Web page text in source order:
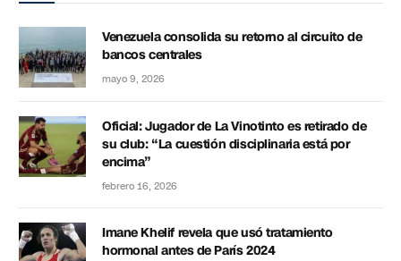
Venezuela consolida su retorno al circuito de
bancos centrales
mayo 9, 2026
Oficial: Jugador de La Vinotinto es retirado de
su club: “La cuestión disciplinaria está por
encima”
febrero 16, 2026
Imane Khelif revela que usó tratamiento
hormonal antes de París 2024